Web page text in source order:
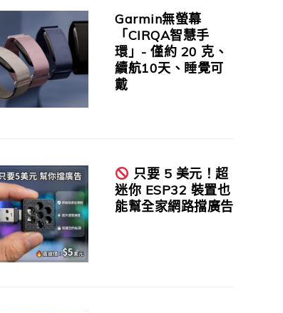
Garmin無螢幕
「CIRQA智慧手
環」- 僅約 20 克、
續航10天、睡覺可
戴
只要 5 美元！超
迷你 ESP32 裝置也
能幫全家網路擋廣告